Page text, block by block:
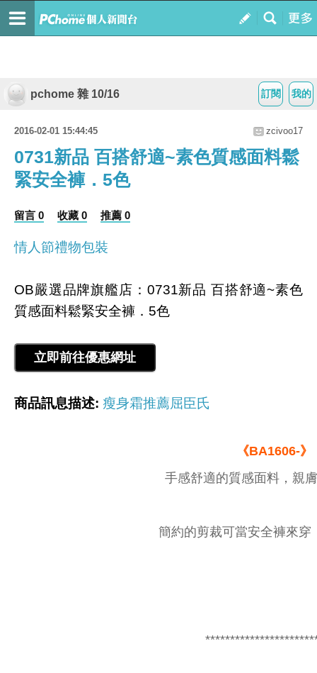
我的
訂閱
pchome 雜 10/16
2016-02-01 15:44:45 zcivoo17
0731新品 百搭舒適~素色質感面料鬆
緊安全褲．5色
留言 0 收藏 0 推薦 0
情人節禮物包裝
OB嚴選品牌旗艦店：0731新品 百搭舒適~素色
質感面料鬆緊安全褲．5色
商品訊息描述: 瘦身霜推薦屈臣氏
《BA1606-》
手感舒適的質感面料，親
簡約的剪裁可當安全褲來穿